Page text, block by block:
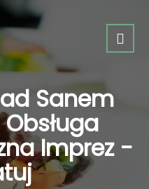
Sanem
Imprez -